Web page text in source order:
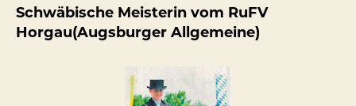
Schwäbische Meisterin vom RuFV
Horgau(Augsburger Allgemeine)